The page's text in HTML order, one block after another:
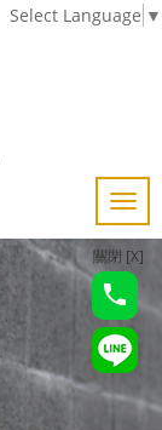
關閉 [X]
Select Language ▼